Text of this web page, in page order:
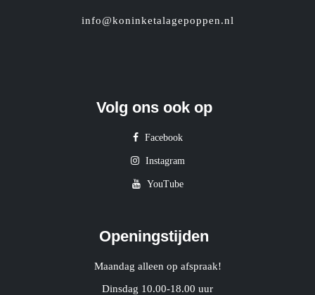
info@koninketalagepoppen.nl
Volg ons ook op
Facebook
Instagram
YouTube
Openingstijden
Maandag alleen op afspraak!
Dinsdag 10.00-18.00 uur